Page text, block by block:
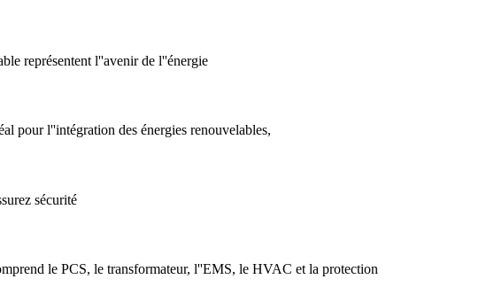
représentent l''avenir de l''énergie
pour l''intégration des énergies renouvelables,
sécurité
le PCS, le transformateur, l''EMS, le HVAC et la protection